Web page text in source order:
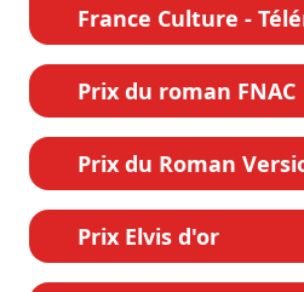
France Culture -
Prix du roman FNAC
Prix du Roman
Prix Elvis d'or